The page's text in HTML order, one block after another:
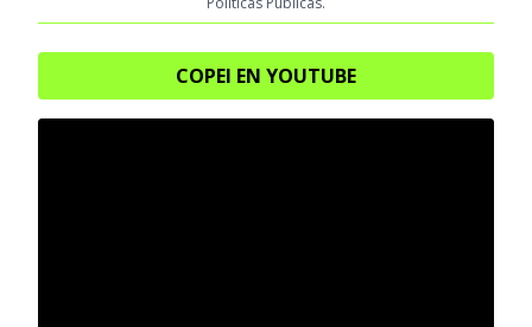
COPEI EN YOUTUBE